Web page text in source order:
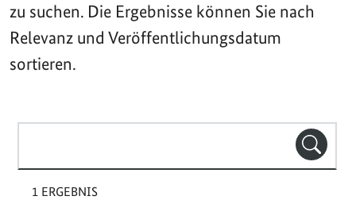
zu suchen. Die Ergebnisse können Sie nach
Relevanz und Veröffentlichungsdatum
sortieren.
1 ERGEBNIS